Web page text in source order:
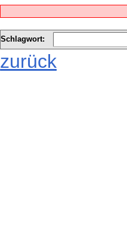
Schlagwort:
zurück